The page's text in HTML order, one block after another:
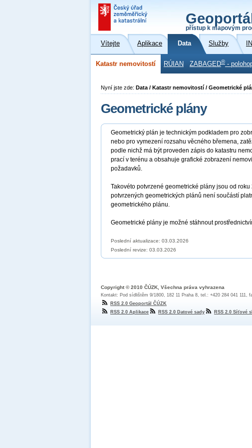
přístup k mapovým
Vítejte Aplikace Data Služby
Katastr nemovitostí RÚIAN ZABAGED® -
Nyní jste zde: Data / Katastr nemovitostí / Geometrické
Geometrické plány
Geometrický plán je technickým podkladem pro
nebo pro vymezení rozsahu věcného břemena,
podle nichž má být proveden zápis do katastru
prací v terénu a obsahuje grafické zobrazení
požadavků.
Takovéto potvrzené geometrické plány jsou od
potvrzených geometrických plánů není součástí
geometrického plánu.
Geometrické plány je možné stáhnout
Poslední aktualizace: 03.03.2026
Poslední revize: 03.03.2026
Copyright © 2010 ČÚZK, Všechna práva vyhrazena
Kontakt: Pod sídlištěm 9/1800, 182 11 Praha 8, tel.: +420 284 041 111,
RSS 2.0 Geoportál ČÚZK
RSS 2.0 Aplikace
RSS 2.0 Datové sady RSS 2.0 Síťové